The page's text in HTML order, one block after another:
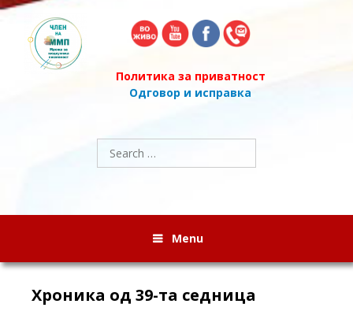
Политика за приватност
Одговор и исправка
Search
for:
Menu
Хроника од 39-та седница